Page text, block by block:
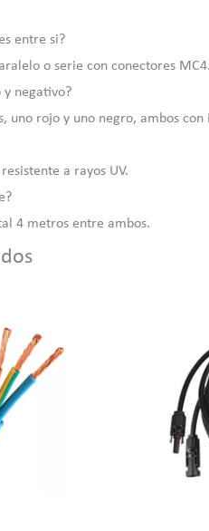
entre si?
o serie con conectores MC4.
y negativo?
uno rojo y uno negro, ambos con
a rayos UV.
4 metros entre ambos.